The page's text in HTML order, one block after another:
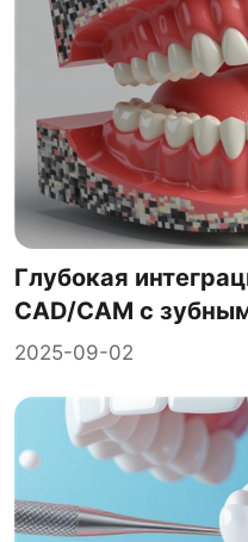
Глубокая
CAD/CAM с
2025-09-02